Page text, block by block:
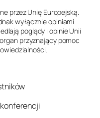
przez Unię Europejską.
wyłącznie opiniami
poglądy i opinie Unii
przyznający pomoc